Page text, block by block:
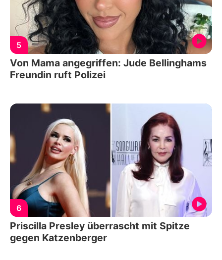
5
Von Mama angegriffen: Jude Bellinghams
Freundin ruft Polizei
6
Priscilla Presley überrascht mit Spitze
gegen Katzenberger